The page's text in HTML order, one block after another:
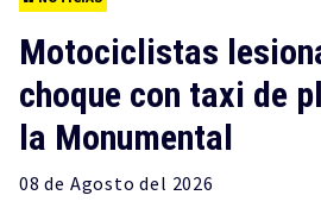
Motociclistas
choque con taxi de
la Monumental
08 de Agosto del 2026